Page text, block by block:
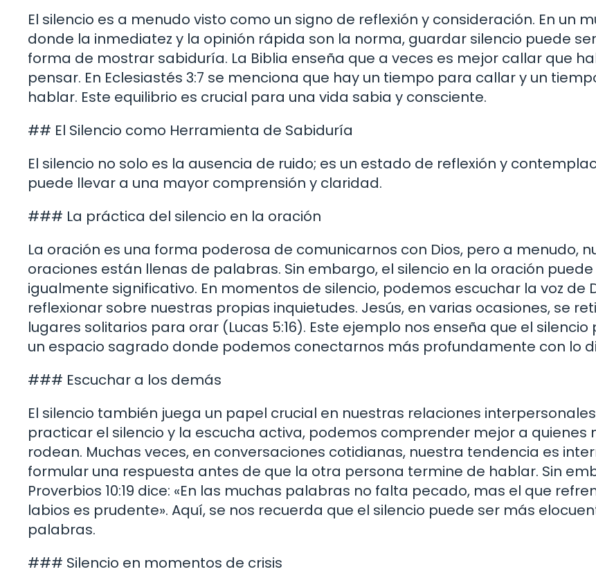
El silencio es a menudo visto como un signo de reflexión y consideración. En un
donde la inmediatez y la opinión rápida son la norma, guardar silencio puede
forma de mostrar sabiduría. La Biblia enseña que a veces es mejor callar que
pensar. En Eclesiastés 3:7 se menciona que hay un tiempo para callar y un
hablar. Este equilibrio es crucial para una vida sabia y consciente.
## El Silencio como Herramienta de Sabiduría
El silencio no solo es la ausencia de ruido; es un estado de reflexión y
puede llevar a una mayor comprensión y claridad.
### La práctica del silencio en la oración
La oración es una forma poderosa de comunicarnos con Dios, pero a menudo,
oraciones están llenas de palabras. Sin embargo, el silencio en la oración
igualmente significativo. En momentos de silencio, podemos escuchar la voz de
reflexionar sobre nuestras propias inquietudes. Jesús, en varias ocasiones, se
lugares solitarios para orar (Lucas 5:16). Este ejemplo nos enseña que el silencio
un espacio sagrado donde podemos conectarnos más profundamente con lo
### Escuchar a los demás
El silencio también juega un papel crucial en nuestras relaciones
practicar el silencio y la escucha activa, podemos comprender mejor a quienes
rodean. Muchas veces, en conversaciones cotidianas, nuestra tendencia es
formular una respuesta antes de que la otra persona termine de hablar. Sin
Proverbios 10:19 dice: «En las muchas palabras no falta pecado, mas el que
labios es prudente». Aquí, se nos recuerda que el silencio puede ser más
palabras.
### Silencio en momentos de crisis